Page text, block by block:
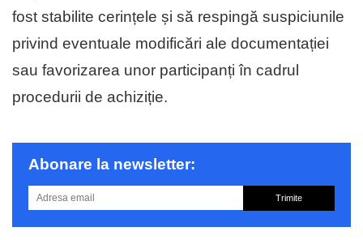
fost stabilite cerințele și să respingă suspiciunile
privind eventuale modificări ale documentației
sau favorizarea unor participanți în cadrul
procedurii de achiziție.
Abonare la newsletter:
Trimite